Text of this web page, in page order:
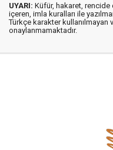
UYARI: Küfür, hakaret, rencide
içeren, imla kuralları ile
Türkçe karakter kullanılmayan
onaylanmamaktadır.